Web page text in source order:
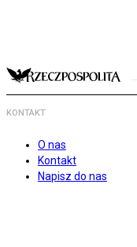
KONTAKT
O nas
Kontakt
Napisz do nas